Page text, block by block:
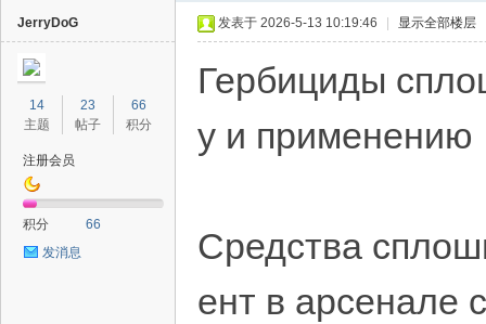
JerryDoG
14
主题
23
帖子
66
积分
注册会员
积分
66
发消息
发表于 2026-5-13 10:19:46 显示全部楼层
Гербициды
у и применению
Средства
ент в арсенале